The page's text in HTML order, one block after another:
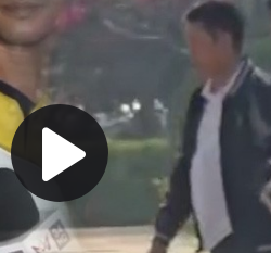
Play
Video